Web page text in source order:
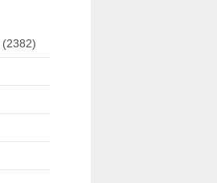
(2382)